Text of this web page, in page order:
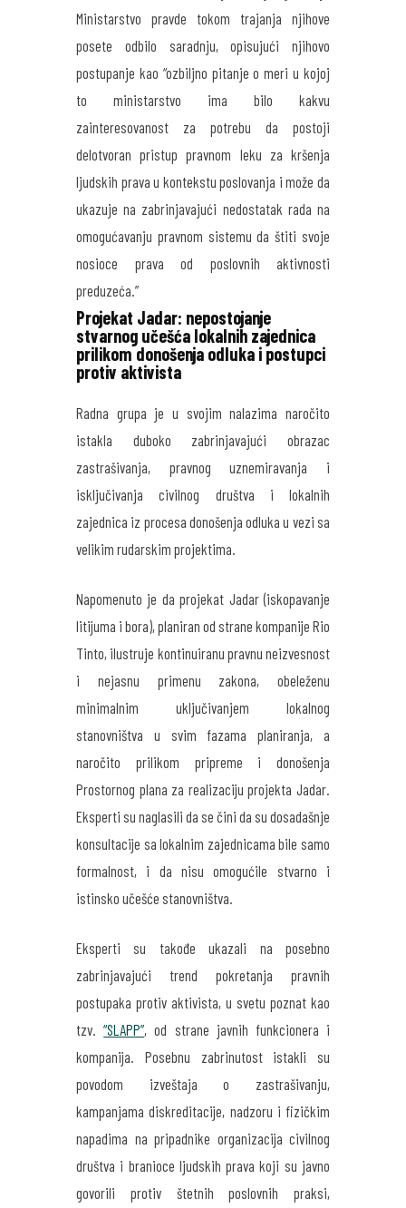
Ministarstvo pravde tokom trajanja njihove
posete odbilo saradnju, opisujući njihovo
postupanje kao “ozbiljno pitanje o meri u kojoj
to ministarstvo ima bilo kakvu
zainteresovanost za potrebu da postoji
delotvoran pristup pravnom leku za kršenja
ljudskih prava u kontekstu poslovanja i može da
ukazuje na zabrinjavajući nedostatak rada na
omogućavanju pravnom sistemu da štiti svoje
nosioce prava od poslovnih aktivnosti
preduzeća.”
Projekat Jadar: nepostojanje
stvarnog učešća lokalnih zajednica
prilikom donošenja odluka i postupci
protiv aktivista
Radna grupa je u svojim nalazima naročito
istakla duboko zabrinjavajući obrazac
zastrašivanja, pravnog uznemiravanja i
isključivanja civilnog društva i lokalnih
zajednica iz procesa donošenja odluka u vezi sa
velikim rudarskim projektima.
Napomenuto je da projekat Jadar (iskopavanje
litijuma i bora), planiran od strane kompanije Rio
Tinto, ilustruje kontinuiranu pravnu neizvesnost
i nejasnu primenu zakona, obeleženu
minimalnim uključivanjem lokalnog
stanovništva u svim fazama planiranja, a
naročito prilikom pripreme i donošenja
Prostornog plana za realizaciju projekta Jadar.
Eksperti su naglasili da se čini da su dosadašnje
konsultacije sa lokalnim zajednicama bile samo
formalnost, i da nisu omogućile stvarno i
istinsko učešće stanovništva.
Eksperti su takođe ukazali na posebno
zabrinjavajući trend pokretanja pravnih
postupaka protiv aktivista, u svetu poznat kao
tzv.“SLAPP”, od strane javnih funkcionera i
kompanija. Posebnu zabrinutost istakli su
povodom izveštaja o zastrašivanju,
kampanjama diskreditacije, nadzoru i fizičkim
napadima na pripadnike organizacija civilnog
društva i branioce ljudskih prava koji su javno
govorili protiv štetnih poslovnih praksi,